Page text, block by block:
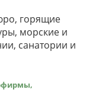
горящие
морские и
санатории и